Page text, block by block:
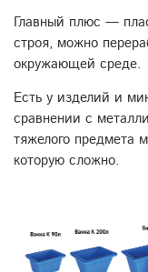
Главный плюс —
строя, можно
окружающей среде.
Есть у изделий и
сравнении с
тяжелого предмета
которую сложно.